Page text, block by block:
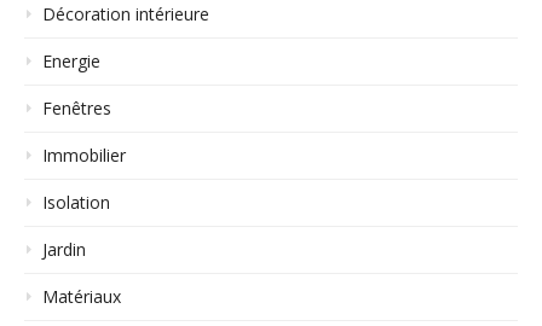
Décoration intérieure
Energie
Fenêtres
Immobilier
Isolation
Jardin
Matériaux